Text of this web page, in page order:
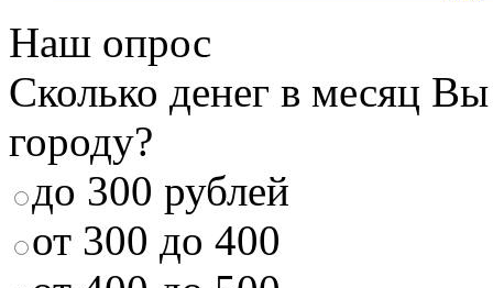
Наш опрос
Сколько денег в месяц
городу?
до 300 рублей
от 300 до 400